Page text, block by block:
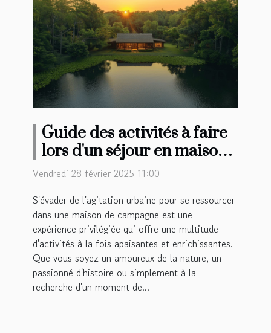
Guide des activités à faire
lors d'un séjour en maison
de campagne
Vendredi 28 février 2025 11:00
S'évader de l'agitation urbaine pour se ressourcer
dans une maison de campagne est une
expérience privilégiée qui offre une multitude
d'activités à la fois apaisantes et enrichissantes.
Que vous soyez un amoureux de la nature, un
passionné d'histoire ou simplement à la
recherche d'un moment de...